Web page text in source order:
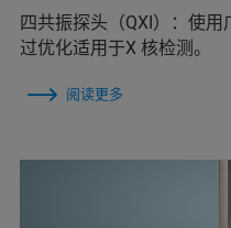
四共振探头（QXI）：使
过优化适用于X 核检测。
阅读更多